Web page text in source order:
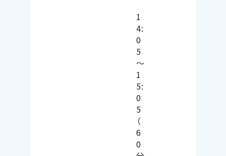
1
4:
0
5
～
1
5:
0
5
（
6
0